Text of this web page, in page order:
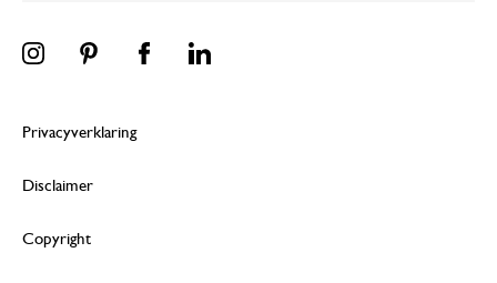
Privacyverklaring
Disclaimer
Copyright